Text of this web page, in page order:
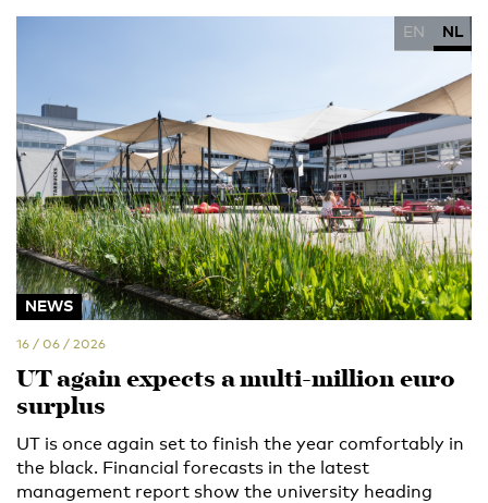
EN NL
NEWS
16 / 06 / 2026
UT again expects a multi-million euro
surplus
UT is once again set to finish the year comfortably in
the black. Financial forecasts in the latest
management report show the university heading